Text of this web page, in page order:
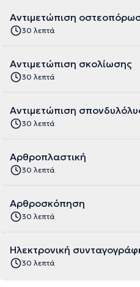
Αντιμετώπιση
30 λεπτά
Αντιμετώπιση σκολίωσης
30 λεπτά
Αντιμετώπιση
30 λεπτά
Αρθροπλαστική
30 λεπτά
Αρθροσκόπηση
30 λεπτά
Ηλεκτρονική
30 λεπτά